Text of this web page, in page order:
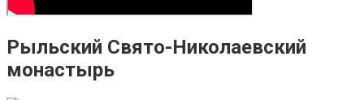
Рыльский Свято-Николаевский
монастырь